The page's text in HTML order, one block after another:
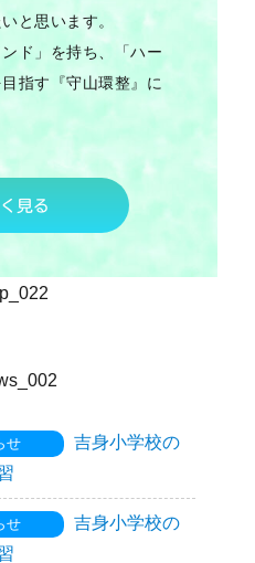
と思います。
ド」を持ち、「ハー
指す『守山環整』に
見る
せ
吉身小学校の
せ
吉身小学校の